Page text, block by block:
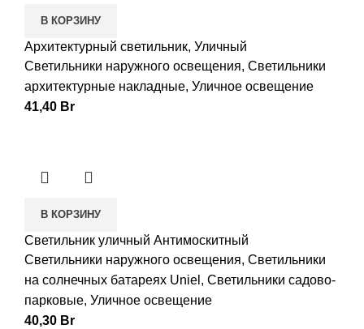
В КОРЗИНУ
Архитектурный светильник, Уличный
Светильники наружного освещения, Светильники
архитектурные накладные, Уличное освещение
41,40 Br
В КОРЗИНУ
Светильник уличный Антимоскитный
Светильники наружного освещения, Светильники
на солнечных батареях Uniel , Светильники садово-
парковые, Уличное освещение
40,30 Br